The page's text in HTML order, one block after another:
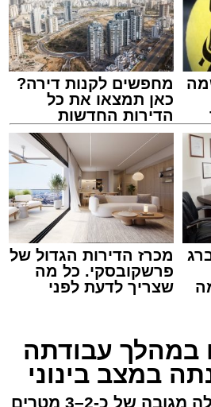
, הצלה
בנס רפואי באשדוד, לאחר
התמוטט בביתו שבאחד הרחובות
מאירוע פתאומי שגרם
מחפשים לקנות דירה?
כאן תמצאו את כל
הדירות החדשות
למכירה באשדוד >>>
מכרז הדירות הגדול של
פרשקובסקי. כל מה
שצריך לדעת לפני
במהלך עבודתה
במצב בינוני
האישה, בת 56, נפלה מגובה של כ-2–3 מטרים